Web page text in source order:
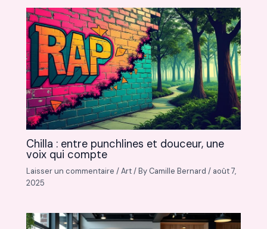
Chilla : entre punchlines et douceur, une
voix qui compte
Laisser un commentaire /Art/ By Camille Bernard/ août 7,
2025